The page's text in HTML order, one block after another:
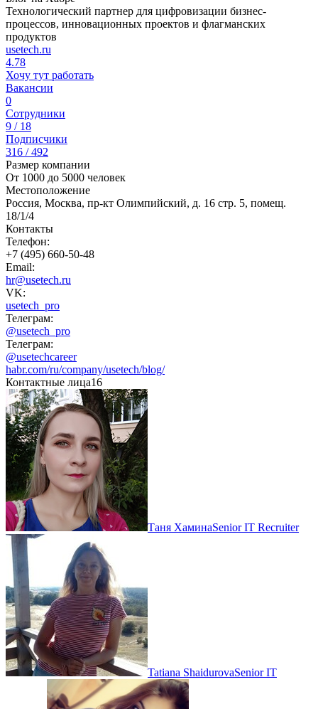
Технологический партнер для цифровизации бизнес-
процессов, инновационных проектов и флагманских
продуктов
usetech.ru
4.78
Хочу тут работать
Вакансии
0
Сотрудники
9 / 18
Подписчики
316 / 492
Размер компании
От 1000 до 5000 человек
Местоположение
Россия, Москва, пр-кт Олимпийский, д. 16 стр. 5, помещ.
18/1/4
Контакты
Телефон:
+7 (495) 660-50-48
Email:
hr@usetech.ru
VK:
usetech_pro
Телеграм:
@usetech_pro
Телеграм:
@usetechcareer
habr.com/ru/company/usetech/blog/
Контактные лица16
Таня ХаминаSenior IT Recruiter
Tatiana ShaidurovaSenior IT